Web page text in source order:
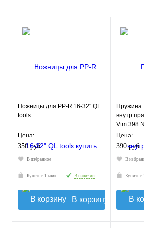
Ножницы для PP-R 16-32" QL
tools
Цена:
350 руб.
В избранное
Купить в 1 клик В наличии
В корзину
Пружина
Цена:
390 руб.
В
Купить в